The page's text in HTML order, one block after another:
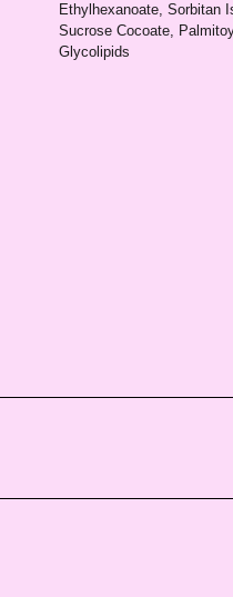
Ethylhexanoate, Sorbitan
Sucrose Cocoate,
Glycolipids